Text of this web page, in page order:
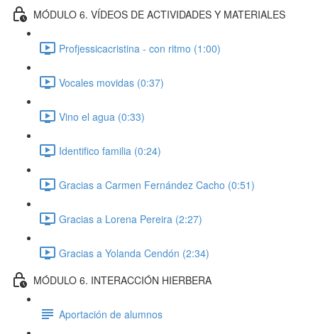
MÓDULO 6. VÍDEOS DE ACTIVIDADES Y MATERIALES
Profjessicacristina - con ritmo (1:00)
Vocales movidas (0:37)
Vino el agua (0:33)
Identifico familia (0:24)
Gracias a Carmen Fernández Cacho (0:51)
Gracias a Lorena Pereira (2:27)
Gracias a Yolanda Cendón (2:34)
MÓDULO 6. INTERACCIÓN HIERBERA
Aportación de alumnos